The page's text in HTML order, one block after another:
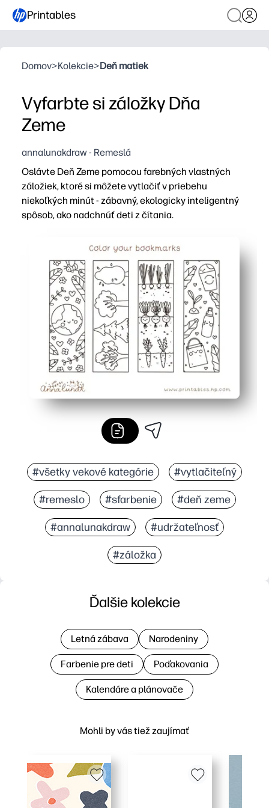
Printables
Domov>Kolekcie>Deň matiek
Vyfarbte si záložky Dňa
Zeme
annalunakdraw - Remeslá
Oslávte Deň Zeme pomocou farebných vlastných
záložiek, ktoré si môžete vytlačiť v priebehu
niekoľkých minút - zábavný, ekologicky inteligentný
spôsob, ako nadchnúť deti z čítania.
Žiadna príprava - stačí vytlačiť, zafarbiť, strihať a máte
Ikony a správy priateľské k Zemi vyvolávajú rozhovory
Prispôsobené výsledky - deti túžia používať záložku,
Všestranný pre triedu, knižnicu alebo domácnosť - na
#všetky vekové kategórie #vytlačiteľný
#remeslo #sfarbenie #deň zeme
#annalunakdraw #udržateľnosť
#záložka
Mohli by vás tiež zaujímať
Ďalšie kolekcie
Letná zábava Narodeniny
Farbenie pre deti Poďakovania
Kalendáre a plánovače